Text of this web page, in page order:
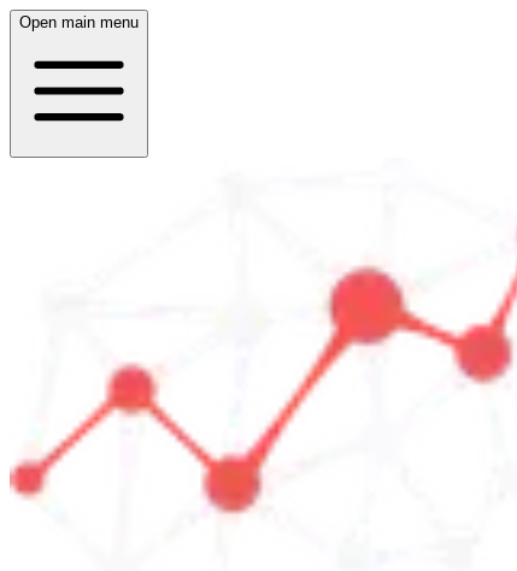
Open main menu